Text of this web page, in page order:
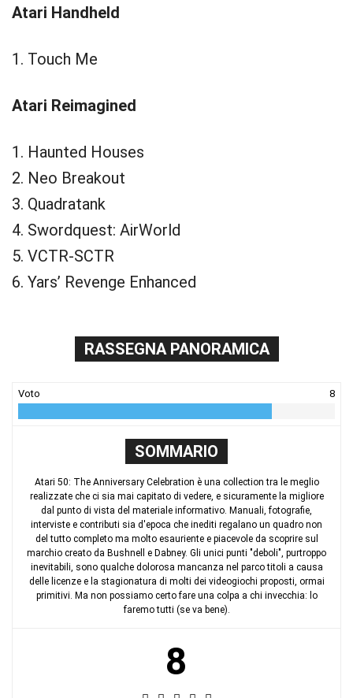
Atari Handheld
1. Touch Me
Atari Reimagined
1. Haunted Houses
2. Neo Breakout
3. Quadratank
4. Swordquest: AirWorld
5. VCTR-SCTR
6. Yars’ Revenge Enhanced
RASSEGNA PANORAMICA
Voto 8
SOMMARIO
Atari 50: The Anniversary Celebration è una collection tra le meglio
realizzate che ci sia mai capitato di vedere, e sicuramente la migliore
dal punto di vista del materiale informativo. Manuali, fotografie,
interviste e contributi sia d'epoca che inediti regalano un quadro non
del tutto completo ma molto esauriente e piacevole da scoprire sul
marchio creato da Bushnell e Dabney. Gli unici punti "deboli", purtroppo
inevitabili, sono qualche dolorosa mancanza nel parco titoli a causa
delle licenze e la stagionatura di molti dei videogiochi proposti, ormai
primitivi. Ma non possiamo certo fare una colpa a chi invecchia: lo
faremo tutti (se va bene).
8